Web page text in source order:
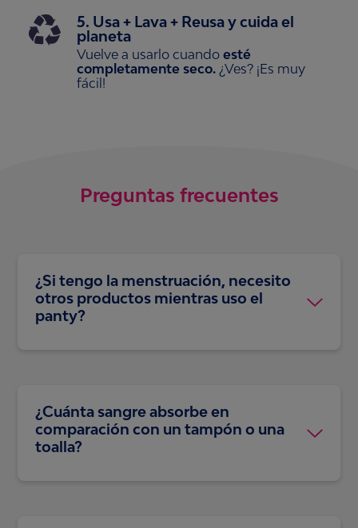
5. Usa + Lava + Reusa y cuida el
planeta
Vuelve a usarlo cuando esté
completamente seco. ¿Ves? ¡Es muy
fácil!
Preguntas frecuentes
¿Si tengo la menstruación, necesito
otros productos mientras uso el
panty?
¿Cuánta sangre absorbe en
comparación con un tampón o una
toalla?